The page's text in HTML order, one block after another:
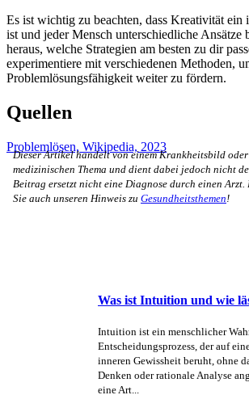
Es ist wichtig zu beachten, dass Kreativität ein
ist und jeder Mensch unterschiedliche Ansätze
heraus, welche Strategien am besten zu dir
experimentiere mit verschiedenen Methoden,
Problemlösungsfähigkeit weiter zu fördern.
Quellen
Problemlösen, Wikipedia, 2023
Dieser Artikel handelt von einem Krankheitsbild
medizinischen Thema und dient dabei jedoch nicht
Beitrag ersetzt nicht eine Diagnose durch einen Arzt.
Sie auch unseren Hinweis zu Gesundheitsthemen!
Was ist Intuition und wie
Intuition ist ein menschlicher
Entscheidungsprozess, der auf
inneren Gewissheit beruht, ohne
Denken oder rationale Analyse
eine Art...